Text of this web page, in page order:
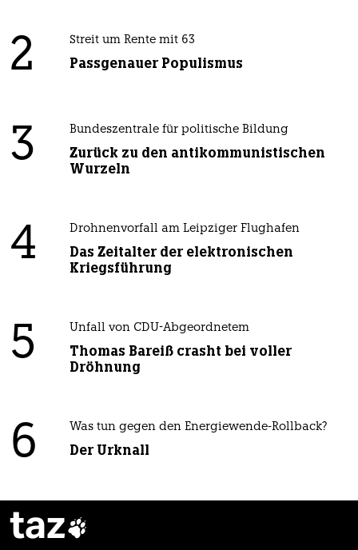
2 Streit um Rente mit 63
Passgenauer Populismus
3 Bundeszentrale für politische Bildung
Zurück zu den antikommunistischen
Wurzeln
4 Drohnenvorfall am Leipziger Flughafen
Das Zeitalter der elektronischen
Kriegsführung
5 Unfall von CDU-Abgeordnetem
Thomas Bareiß crasht bei voller
Dröhnung
6 Was tun gegen den Energiewende-Rollback?
Der Urknall
taz